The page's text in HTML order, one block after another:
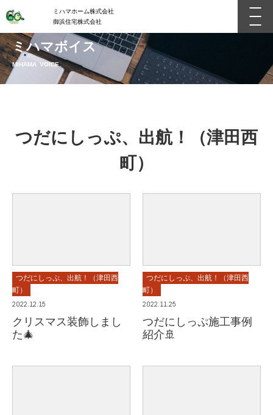
ミハマホーム株式会社
御浜住宅株式会社
ミハマボイス
MIHAMA VOICE
つだにしっぷ、出航！（津田西
町）
つだにしっぷ、出航！（津田西
町）
2022.12.15
クリスマス装飾しまし
た🎄
つだにしっぷ、出航！（津田西
町）
2022.11.25
つだにしっぷ施工事例
紹介🚢